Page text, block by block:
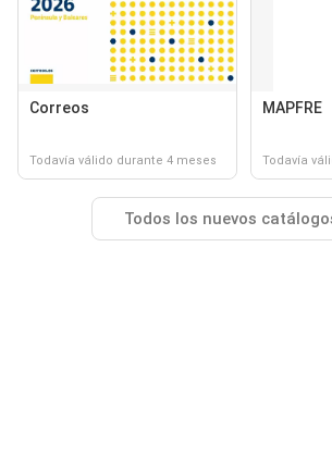
Correos
Todavía válido durante 4 meses
MAPFRE
Todavía
Todos los nuevos